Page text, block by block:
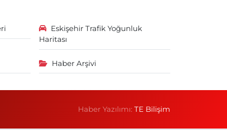
Eskişehir Trafik Yoğunluk
Haritası
Haber Arşivi
Haber Yazılımı:TE Bilişim